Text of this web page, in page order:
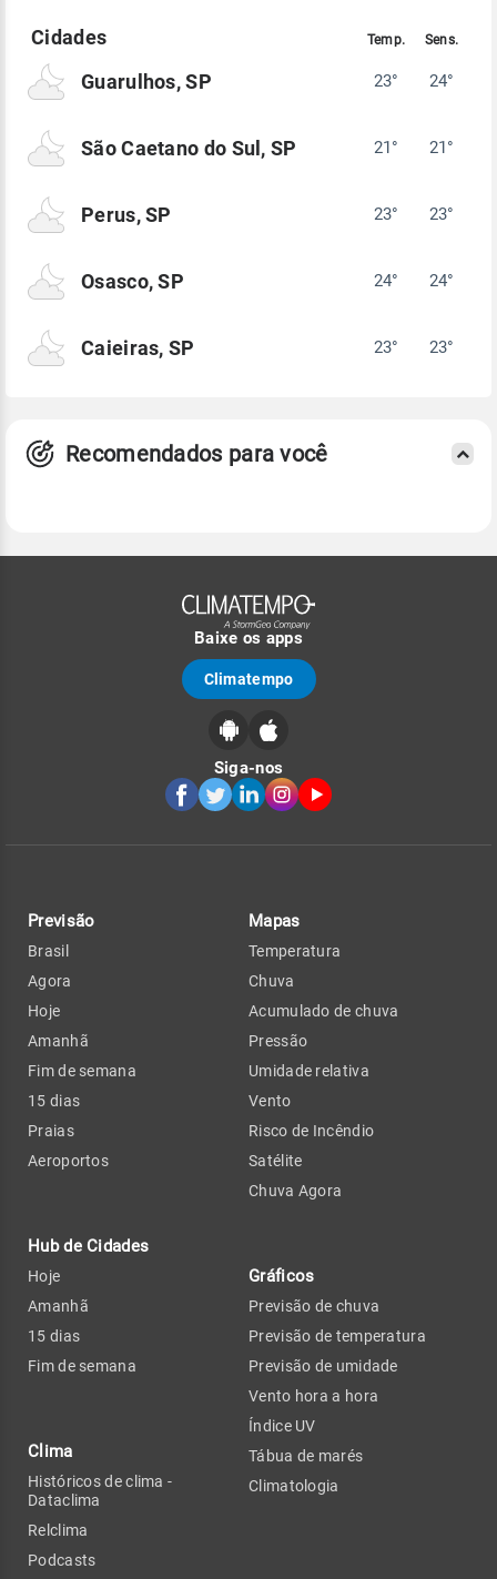
Guarulhos, SP 23° 24°
São Caetano do Sul, SP 21° 21°
Perus, SP 23° 23°
Osasco, SP 24° 24°
Caieiras, SP 23° 23°
Recomendados para você
Baixe os apps
Climatempo
Siga-nos
Previsão
Brasil
Agora
Hoje
Amanhã
Fim de semana
15 dias
Praias
Aeroportos
Hub de Cidades
Hoje
Amanhã
15 dias
Fim de semana
Clima
Históricos de clima -
Dataclima
Relclima
Podcasts
Mapas
Temperatura
Chuva
Acumulado de chuva
Pressão
Umidade relativa
Vento
Risco de Incêndio
Satélite
Chuva Agora
Gráficos
Previsão de chuva
Previsão de temperatura
Previsão de umidade
Vento hora a hora
Índice UV
Tábua de marés
Climatologia